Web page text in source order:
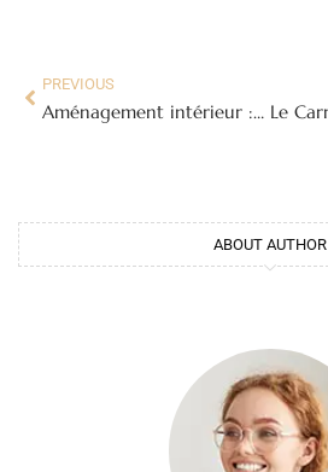
PREVIOUS
Aménagement intérieur : conseils et idées pour un domicile harmonieux
ABOUT AUTHOR